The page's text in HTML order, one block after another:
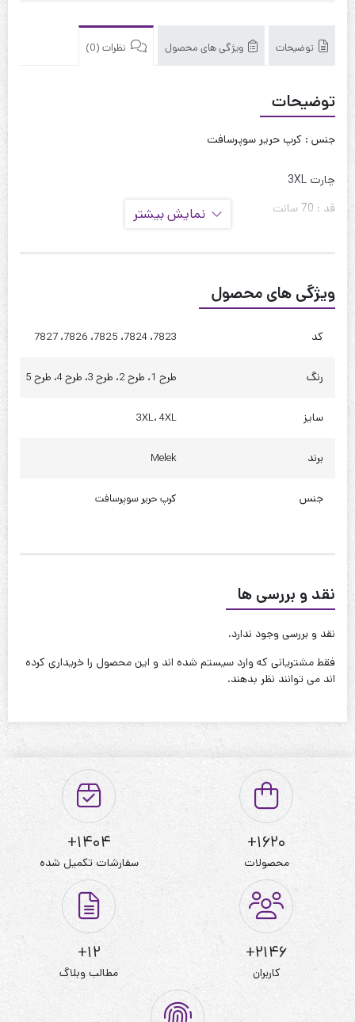
توضیحات ویژگی های محصول نظرات (0)
توضیحات
جنس : کرپ حریر سوپرسافت
چارت 3XL
قد : 70 سانت
دور بازو : 42 سانت
دور باسن : 120 تا 125
چارت 4XL
حلقه آستین : 60 سانت
دور کمر : 125 تا 130
کیفیت دوخت:عالی
قابل شستشو:دارد
نمایش بیشتر
ویژگی های محصول
کد 7823، 7824، 7825، 7826، 7827
رنگ طرح 1، طرح 2، طرح 3، طرح 4، طرح 5
سایز 3XL، 4XL
برند Melek
جنس کرپ حریر سوپرسافت
نقد و بررسی ها
نقد و بررسی وجود ندارد.
فقط مشتریانی که وارد سیستم شده اند و این محصول را خریداری کرده
اند می توانند نظر بدهند.
1620+
محصولات
1404+
سفارشات تکمیل شده
2146+
کاربران
12+
مطالب وبلاگ